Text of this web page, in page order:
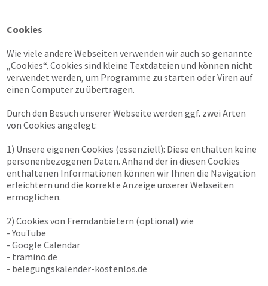
Cookies
Wie viele andere Webseiten verwenden wir auch so genannte
„Cookies“. Cookies sind kleine Textdateien und können nicht
verwendet werden, um Programme zu starten oder Viren auf
einen Computer zu übertragen.
Durch den Besuch unserer Webseite werden ggf. zwei Arten
von Cookies angelegt:
1) Unsere eigenen Cookies (essenziell): Diese enthalten keine
personenbezogenen Daten. Anhand der in diesen Cookies
enthaltenen Informationen können wir Ihnen die Navigation
erleichtern und die korrekte Anzeige unserer Webseiten
ermöglichen.
2) Cookies von Fremdanbietern (optional) wie
- YouTube
- Google Calendar
- tramino.de
- belegungskalender-kostenlos.de